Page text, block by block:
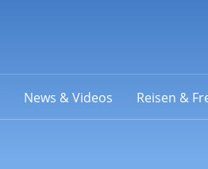
News & Videos Reisen &